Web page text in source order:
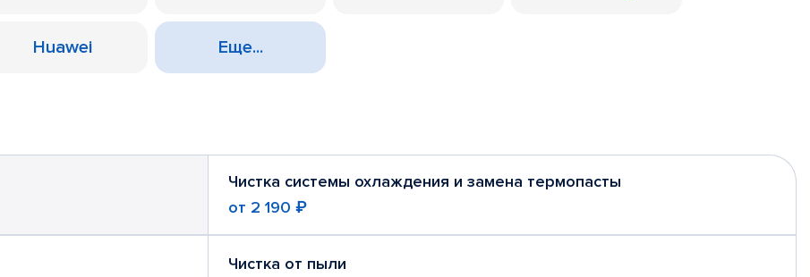
Huawei Еще...
Чистка системы охлаждения и замена термопасты
от 2 190 ₽
Чистка от пыли